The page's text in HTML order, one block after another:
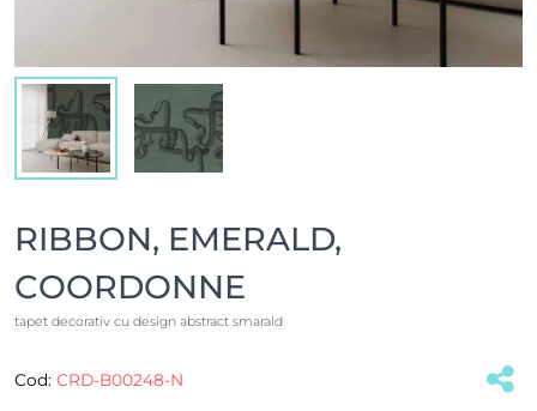
RIBBON, EMERALD,
COORDONNE
tapet decorativ cu design abstract smarald
Cod: CRD-B00248-N